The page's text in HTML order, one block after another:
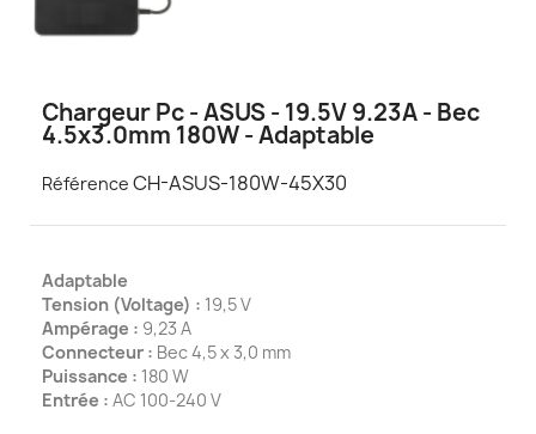
Chargeur Pc - ASUS - 19.5V 9.23A - Bec
4.5x3.0mm 180W - Adaptable
Référence CH-ASUS-180W-45X30
Adaptable
Tension (Voltage) : 19,5 V
Ampérage : 9,23 A
Connecteur : Bec 4,5 x 3,0 mm
Puissance : 180 W
Entrée : AC 100-240 V